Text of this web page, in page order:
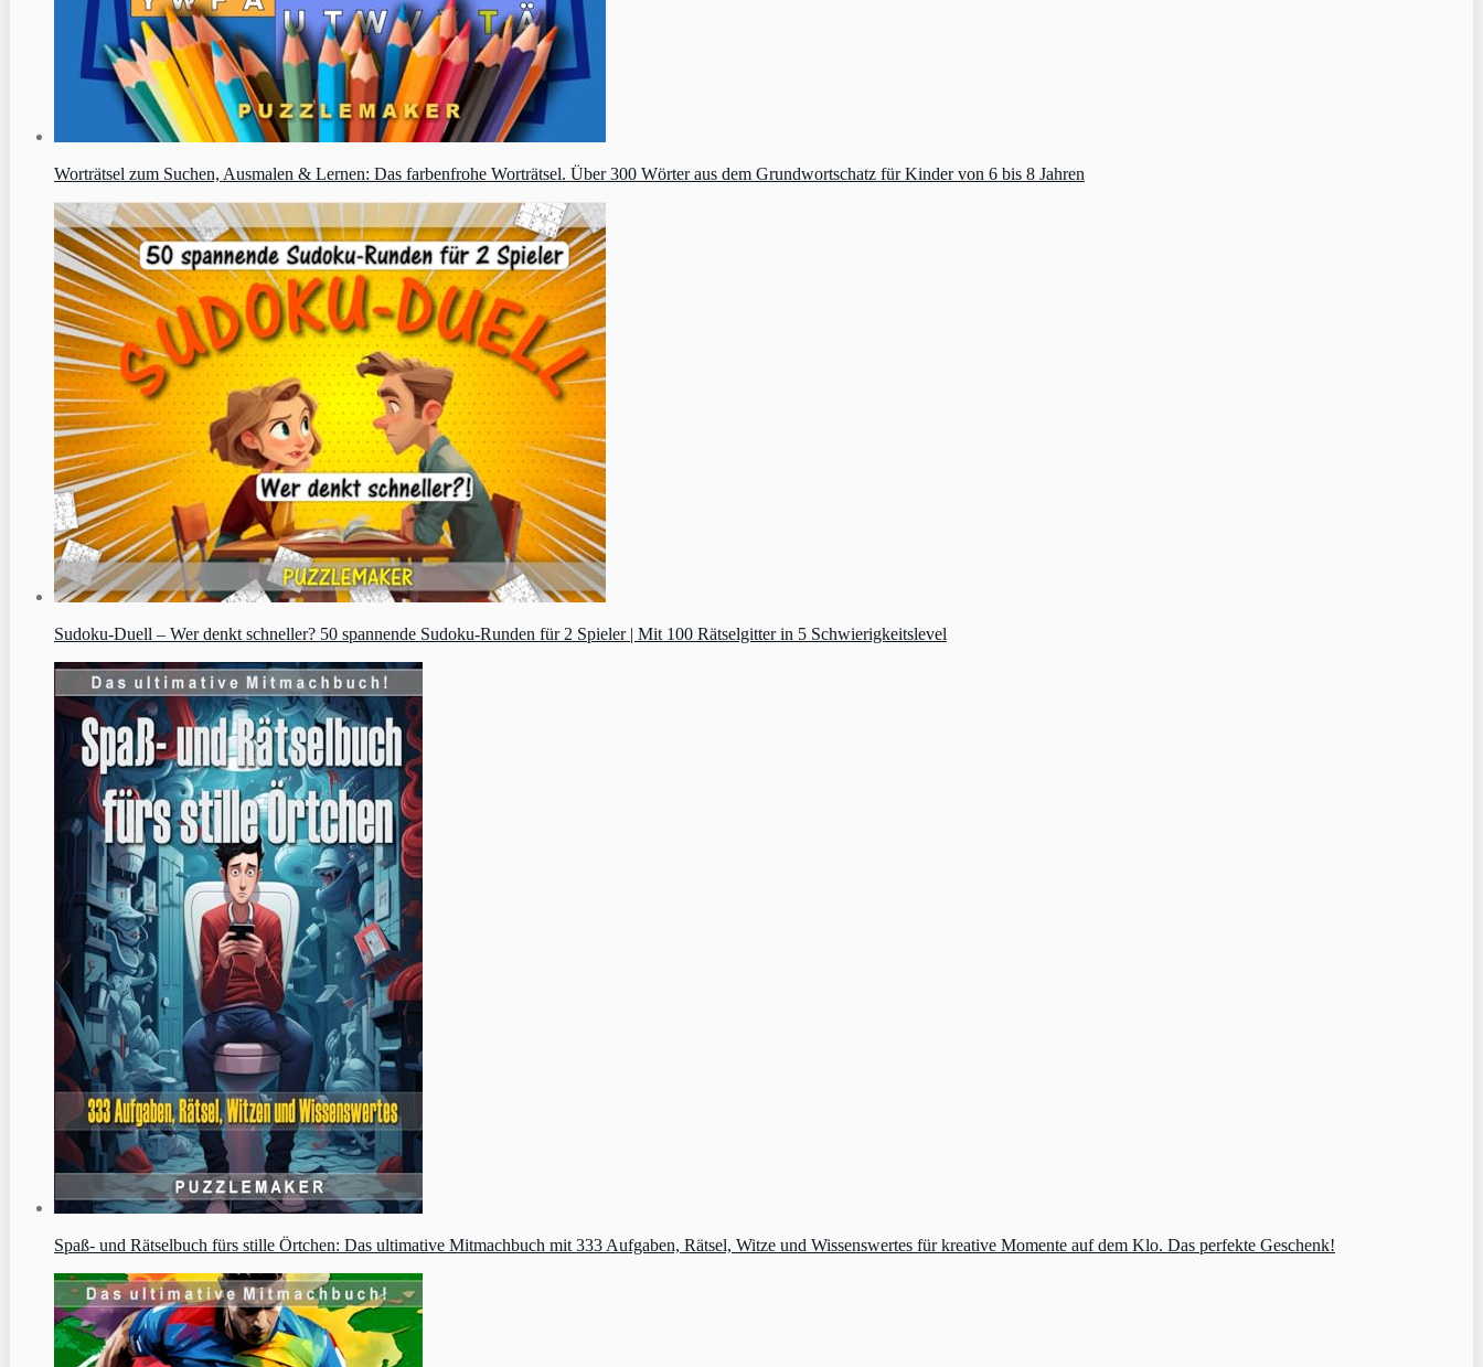
Worträtsel zum Suchen, Ausmalen & Lernen: Das farbenfrohe Worträtsel. Über 300 Wörter aus dem Grundwortschatz für Kinder von 6 bis 8 Jahren
Sudoku‑Duell – Wer denkt schneller? 50 spannende Sudoku-Runden für 2 Spieler | Mit 100 Rätselgitter in 5 Schwierigkeitslevel
Spaß- und Rätselbuch fürs stille Örtchen: Das ultimative Mitmachbuch mit 333 Aufgaben, Rätsel, Witze und Wissenswertes für kreative Momente auf dem Klo. Das perfekte Geschenk!